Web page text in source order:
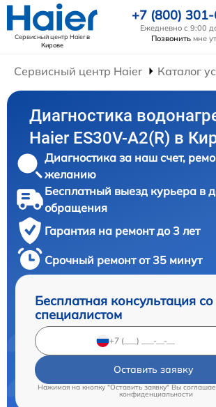
Сервисный центр Haierв
Кирове
+7 (800)
Ежедневно с 9:00
Позвонить мне
Сервисный центр Haier Каталог
Диагностика
Haier ES30V-A2(R) в
Диагностика за наш счет,
желанию
Бесплатный выезд курьера в
обращения
Гарантия на ремонт до 3 лет
Срочный ремонт от 35 минут
Бесплатная консультация со
специалистом
Оставить заявку
Нажимая на кнопку "Оставить заявку" Вы
конфиденциальности